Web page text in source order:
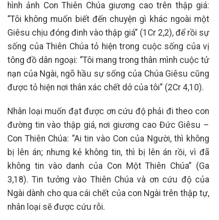
hình ảnh Con Thiên Chúa giương cao trên thập giá:
“Tôi không muốn biết đến chuyện gì khác ngoài một
Giêsu chịu đóng đinh vào thập giá” (1Cr 2,2), để rồi sự
sống của Thiên Chúa tỏ hiện trong cuộc sống của vị
tông đồ dân ngoại: “Tôi mang trong thân mình cuộc tử
nạn của Ngài, ngõ hầu sự sống của Chúa Giêsu cũng
được tỏ hiện nơi thân xác chết dở của tôi” (2Cr 4,10).
Nhân loại muốn đạt được ơn cứu độ phải đi theo con
đường tin vào thập giá, nơi giương cao Đức Giêsu –
Con Thiên Chúa: “Ai tin vào Con của Người, thì không
bị lên án; nhưng kẻ không tin, thì bị lên án rồi, vì đã
không tin vào danh của Con Một Thiên Chúa” (Ga
3,18). Tin tưởng vào Thiên Chúa và ơn cứu độ của
Ngài dành cho qua cái chết của con Ngài trên thập tự,
nhân loại sẽ được cứu rỗi.